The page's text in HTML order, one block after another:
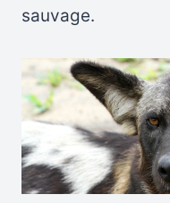
sauvage.